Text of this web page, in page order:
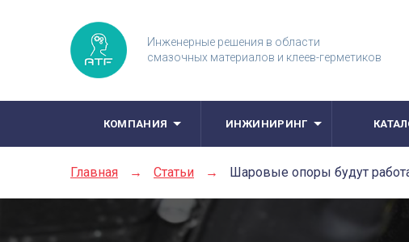
Инженерные решения в области
смазочных материалов и клеев-герметиков
КОМПАНИЯ ИНЖИНИРИНГ
Главная → Статьи → Шаровые опоры будут